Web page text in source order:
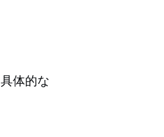
具体的な